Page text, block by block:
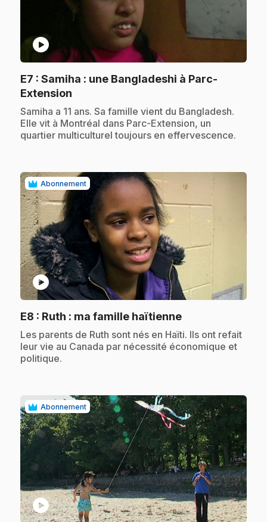
play_circle
E7 : Samiha : une Bangladeshi à Parc-
Extension
.Samiha a 11 ans. Sa famille vient du Bangladesh.
Elle vit à Montréal dans Parc-Extension, un
quartier multiculturel toujours en effervescence.
Abonnement
play_circle
E8 : Ruth : ma famille haïtienne.
.Les parents de Ruth sont nés en Haïti. Ils ont refait
leur vie au Canada par nécessité économique et
politique.
Abonnement
play_circle